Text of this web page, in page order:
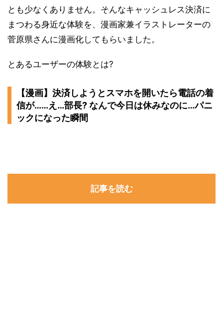
とも少なくありません。そんなキャッシュレス決済に
まつわる身近な体験を、漫画家兼イラストレーターの
菅原県さんに漫画化してもらいました。
とあるユーザーの体験とは?
【漫画】決済しようとスマホを開いたら電話の着
信が……え…部長? なんで今日は休みなのに…パニ
ックになった瞬間
記事を読む